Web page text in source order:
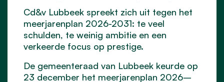
Cd&v Lubbeek spreekt zich uit tegen het
meerjarenplan 2026-2031: te veel
schulden, te weinig ambitie en een
verkeerde focus op prestige.
De gemeenteraad van Lubbeek keurde op
23 december het meerjarenplan 2026–